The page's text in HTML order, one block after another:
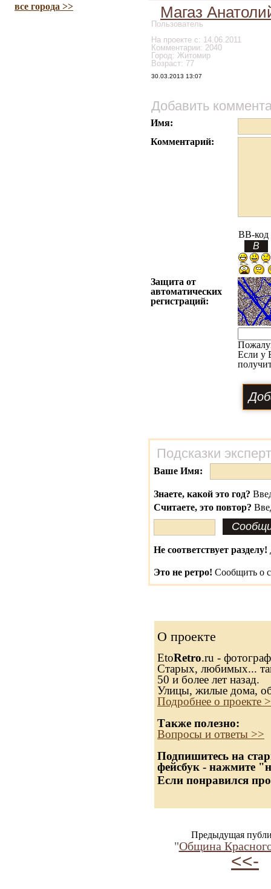
все города >>
Магаз
Пользователь
На проекте с: 14.06.2011
Комментарии: 2040
Город: Житомир
Возраст: 77
30.03.2013 13:07
Добавить
Имя:
Комментарий:
BB-код
Защита от
автоматических
регистраций:
Если у
Подсказки
Ваше Имя:
Знаете, какой это год?
Считаете, это повтор?
Не соответствует разделу!
Это не ретро! Сообщить о
О проекте
EtoRetro.ru -
Старых, любимых...
50 и более лет назад.
Улицы, жилые дома,
Подробнее о проекте
Также полезно:
Вопросы и ответы >>
Подпишитесь на
фейсбук - нажмите
Если понравился
Предыдущая
"Община
<<-